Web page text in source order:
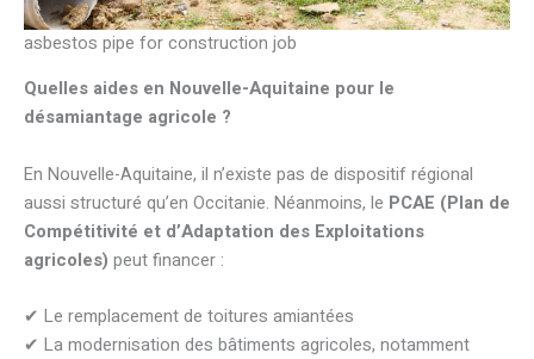
asbestos pipe for construction job
Quelles aides en Nouvelle-Aquitaine pour le
désamiantage agricole ?
En Nouvelle-Aquitaine, il n’existe pas de dispositif régional
aussi structuré qu’en Occitanie. Néanmoins, le PCAE (Plan de
Compétitivité et d’Adaptation des Exploitations
agricoles) peut financer :
✔ Le remplacement de toitures amiantées
✔ La modernisation des bâtiments agricoles, notamment